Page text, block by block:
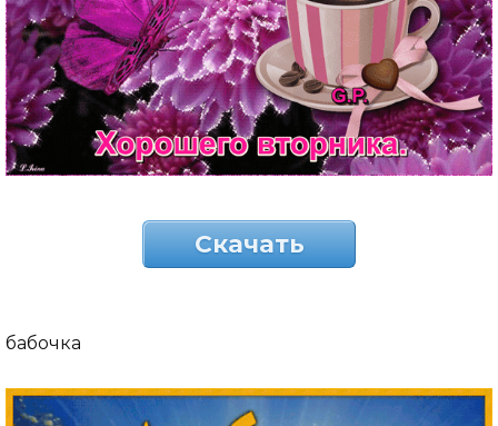
Скачать
бабочка